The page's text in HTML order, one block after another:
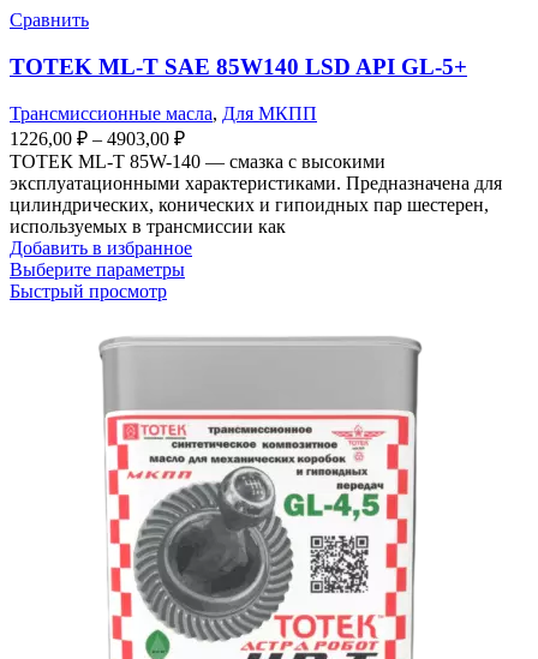
Сравнить
TOTEK ML-T SAE 85W140 LSD API GL-5+
Трансмиссионные масла, Для МКПП
1226,00 ₽ – 4903,00 ₽Диапазон
цен:
1226,00 ₽
–
4903,00 ₽
ТОТЕК ML-T 85W-140 — смазка с высокими
эксплуатационными характеристиками. Предназначена для
цилиндрических, конических и гипоидных пар шестерен,
используемых в трансмиссии как
Добавить в избранное
Выберите параметрыЭтот
несколько
выбрать
на
странице
товара.
Быстрый просмотр